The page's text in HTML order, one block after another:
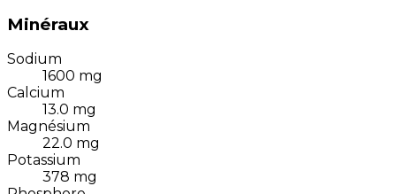
Minéraux
Sodium
1600 mg
Calcium
13.0 mg
Magnésium
22.0 mg
Potassium
378 mg